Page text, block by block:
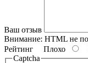
Ваш отзыв
Внимание: HTML не
Рейтинг Плохо
Captcha